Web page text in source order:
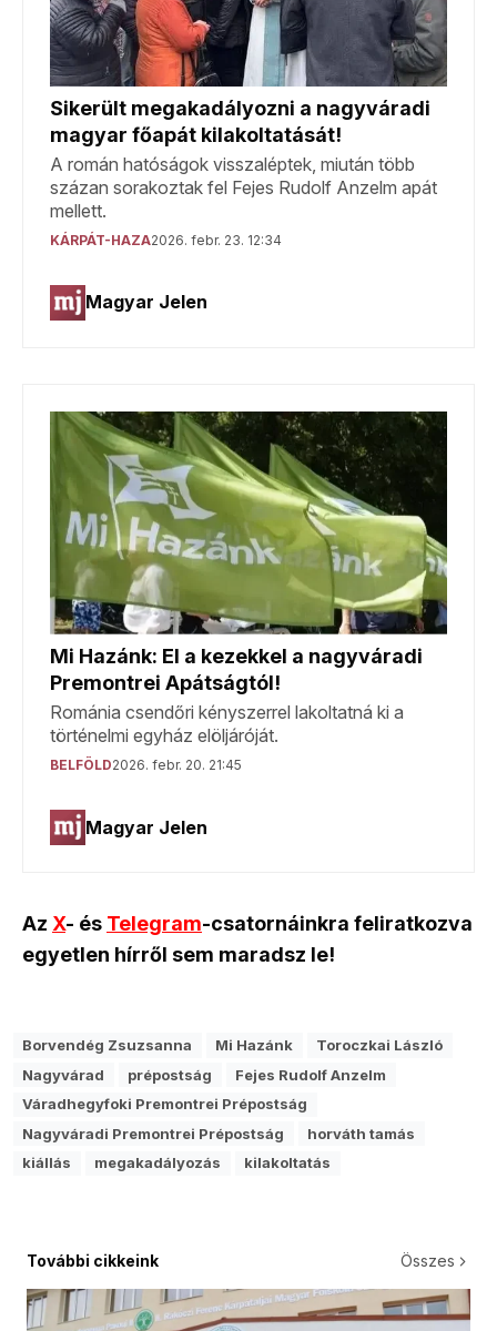
Az X- és Telegram-csatornáinkra feliratkozva
egyetlen hírről sem maradsz le!
Borvendég Zsuzsanna Mi Hazánk
Toroczkai László
Nagyvárad
prépostság
Fejes Rudolf Anzelm
Váradhegyfoki Premontrei Prépostság
Nagyváradi Premontrei Prépostság
horváth tamás
kiállás
megakadályozás kilakoltatás
További cikkeink Összes